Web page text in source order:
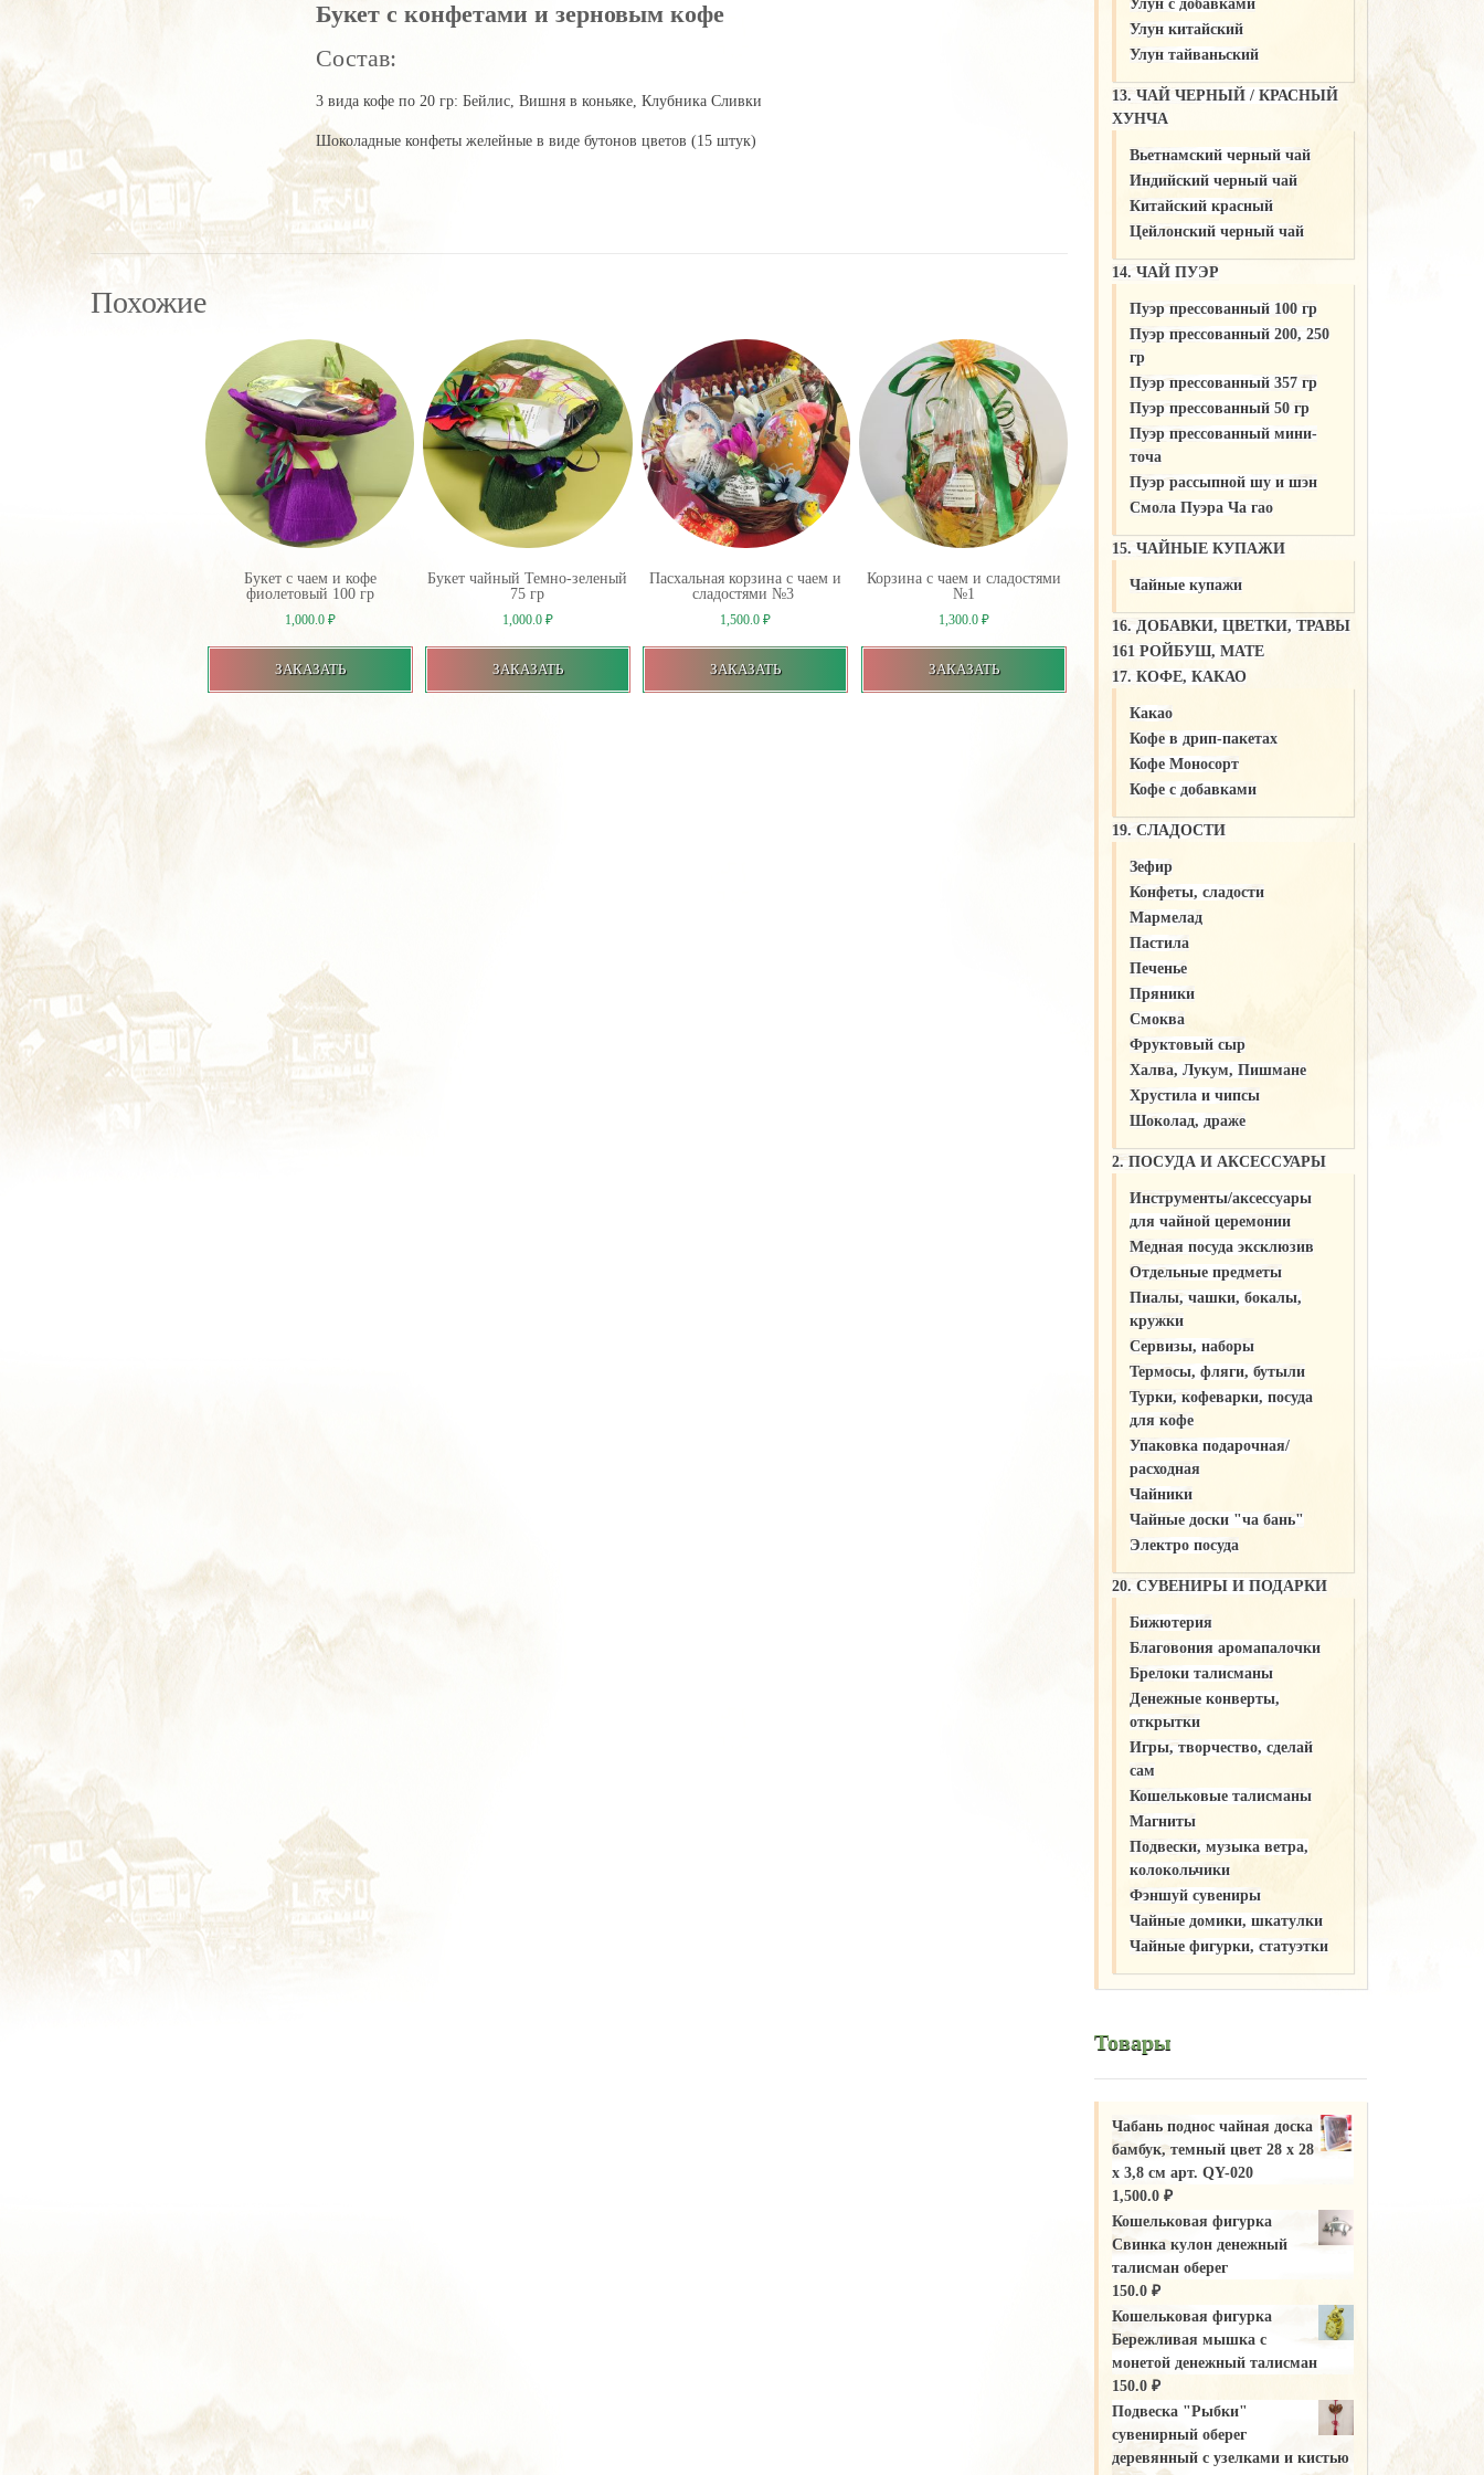
Букет с конфетами и зерновым кофе
Состав:
3 вида кофе по 20 гр: Бейлис, Вишня в коньяке, Клубника Сливки
Шоколадные конфеты желейные в виде бутонов цветов (15 штук)
Похожие
Букет с чаем и кофе
фиолетовый 100 гр
1,000.0 ₽
ЗАКАЗАТЬ
Букет чайный Темно-зеленый
75 гр
1,000.0 ₽
ЗАКАЗАТЬ
Пасхальная корзина с чаем и
сладостями №3
1,500.0₽
ЗАКАЗАТЬ
Корзина с чаем и сладостями
№1
1,300.0 ₽
ЗАКАЗАТЬ
Улун c добавками
Улун китайский
Улун тайваньский
13. ЧАЙ ЧЕРНЫЙ / КРАСНЫЙ
ХУНЧА
Вьетнамский черный чай
Индийский черный чай
Китайский красный
Цейлонский черный чай
14. ЧАЙ ПУЭР
Пуэр прессованный 100 гр
Пуэр прессованный 200, 250
гр
Пуэр прессованный 357 гр
Пуэр прессованный 50 гр
Пуэр прессованный мини-
точа
Пуэр рассыпной шу и шэн
Смола Пуэра Ча гао
15. ЧАЙНЫЕ КУПАЖИ
Чайные купажи
16. ДОБАВКИ, ЦВЕТКИ, ТРАВЫ
161 РОЙБУШ, МАТЕ
17. КОФЕ, КАКАО
Какао
Кофе в дрип-пакетах
Кофе Моносорт
Кофе с добавками
19. СЛАДОСТИ
Зефир
Конфеты, сладости
Мармелад
Пастила
Печенье
Пряники
Смоква
Фруктовый сыр
Халва, Лукум, Пишмане
Хрустила и чипсы
Шоколад, драже
2. ПОСУДА И АКСЕССУАРЫ
Инструменты/аксессуары
для чайной церемонии
Медная посуда эксклюзив
Отдельные предметы
Пиалы, чашки, бокалы,
кружки
Сервизы, наборы
Термосы, фляги, бутыли
Турки, кофеварки, посуда
для кофе
Упаковка подарочная/
расходная
Чайники
Чайные доски "ча бань"
Электро посуда
20. СУВЕНИРЫ И ПОДАРКИ
Бижютерия
Благовония аромапалочки
Брелоки талисманы
Денежные конверты,
открытки
Игры, творчество, сделай
сам
Кошельковые талисманы
Магниты
Подвески, музыка ветра,
колокольчики
Фэншуй сувениры
Чайные домики, шкатулки
Чайные фигурки, статуэтки
Товары
Чабань поднос чайная доска
бамбук, темный цвет 28 х 28
х 3,8 см арт. QY-020
1,500.0 ₽
Кошельковая фигурка
Свинка кулон денежный
талисман оберег
150.0 ₽
Кошельковая фигурка
Бережливая мышка с
монетой денежный талисман
150.0 ₽
Подвеска "Рыбки"
сувенирный оберег
деревянный с узелками и кистью